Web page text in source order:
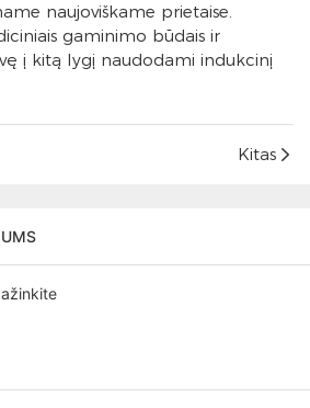
naujoviškame prietaise.
gaminimo būdais ir
į kitą lygį naudodami indukcinį
Kitas